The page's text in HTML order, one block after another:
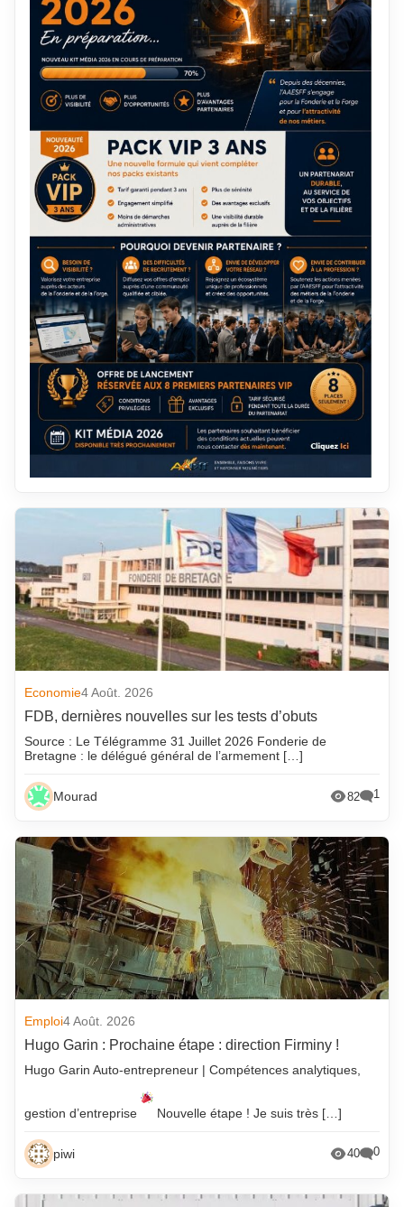
Economie4 Août. 2026
FDB, dernières nouvelles sur les tests d’obuts
Source : Le Télégramme 31 Juillet 2026 Fonderie de
Bretagne : le délégué général de l’armement […]
Mourad 82 1
Emploi4 Août. 2026
Hugo Garin : Prochaine étape : direction Firminy !
Hugo Garin Auto-entrepreneur | Compétences analytiques,
gestion d’entreprise Nouvelle étape ! Je suis très […]
piwi 40 0